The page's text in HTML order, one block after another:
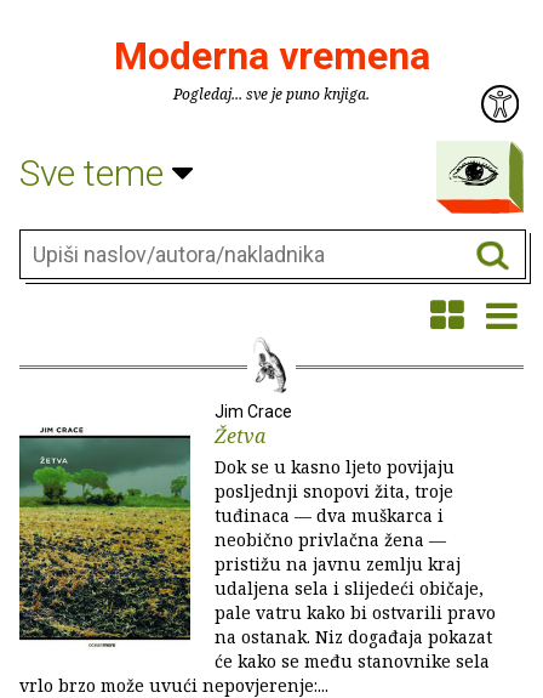
Moderna vremena
Pogledaj... sve je puno knjiga.
Sve teme
Jim Crace
Žetva
Dok se u kasno ljeto povijaju
posljednji snopovi žita, troje
tuđinaca — dva muškarca i
neobično privlačna žena —
pristižu na javnu zemlju kraj
udaljena sela i slijedeći običaje,
pale vatru kako bi ostvarili pravo
na ostanak. Niz događaja pokazat
će kako se među stanovnike sela
vrlo brzo može uvući nepovjerenje:...